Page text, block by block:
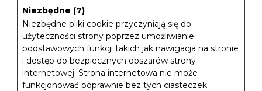
Niezbędne (7)
Niezbędne pliki cookie przyczyniają się do
użyteczności strony poprzez umożliwianie
podstawowych funkcji takich jak nawigacja na stronie
i dostęp do bezpiecznych obszarów strony
internetowej. Strona internetowa nie może
funkcjonować poprawnie bez tych ciasteczek.